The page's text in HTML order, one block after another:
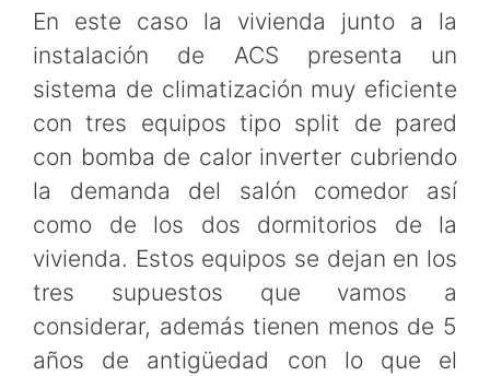
En este caso la vivienda junto a la
instalación de ACS presenta un
sistema de climatización muy eficiente
con tres equipos tipo split de pared
con bomba de calor inverter cubriendo
la demanda del salón comedor así
como de los dos dormitorios de la
vivienda. Estos equipos se dejan en los
tres supuestos que vamos a
considerar, además tienen menos de 5
años de antigüedad con lo que el